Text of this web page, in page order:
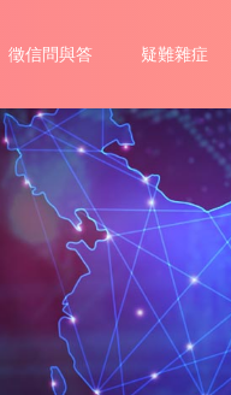
徵信問與答 疑難雜症